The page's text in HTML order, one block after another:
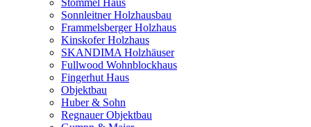
Stommel Haus
Sonnleitner Holzhausbau
Frammelsberger Holzhaus
Kinskofer Holzhaus
SKANDIMA Holzhäuser
Fullwood Wohnblockhaus
Fingerhut Haus
Objektbau
Huber & Sohn
Regnauer Objektbau